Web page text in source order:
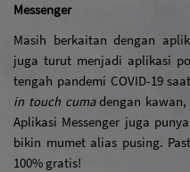
Messenger
Masih berkaitan dengan
juga turut menjadi aplikasi
tengah pandemi COVID-19
in touch cuma dengan
Aplikasi Messenger juga
bikin mumet alias pusing.
100% gratis!